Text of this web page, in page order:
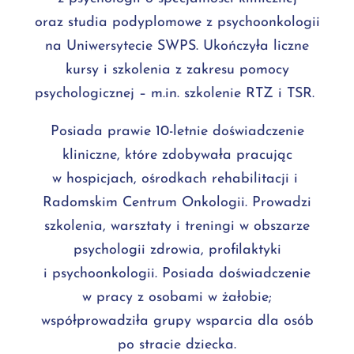
oraz studia podyplomowe z psychoonkologii
na Uniwersytecie SWPS. Ukończyła liczne
kursy i szkolenia z zakresu pomocy
psychologicznej – m.in. szkolenie RTZ i TSR.
Posiada prawie 10-letnie doświadczenie
kliniczne, które zdobywała pracując
w hospicjach, ośrodkach rehabilitacji i
Radomskim Centrum Onkologii. Prowadzi
szkolenia, warsztaty i treningi w obszarze
psychologii zdrowia, profilaktyki
i psychoonkologii. Posiada doświadczenie
w pracy z osobami w żałobie;
współprowadziła grupy wsparcia dla osób
po stracie dziecka.